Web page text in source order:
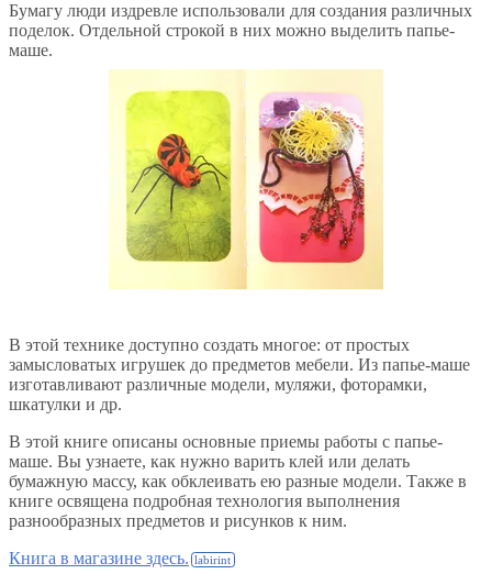
Бумагу люди издревле использовали для создания различных
поделок. Отдельной строкой в них можно выделить папье-
маше.
В этой технике доступно создать многое: от простых
замысловатых игрушек до предметов мебели. Из папье-маше
изготавливают различные модели, муляжи, фоторамки,
шкатулки и др.
В этой книге описаны основные приемы работы с папье-
маше. Вы узнаете, как нужно варить клей или делать
бумажную массу, как обклеивать ею разные модели. Также в
книге освящена подробная технология выполнения
разнообразных предметов и рисунков к ним.
Книга в магазине здесь.